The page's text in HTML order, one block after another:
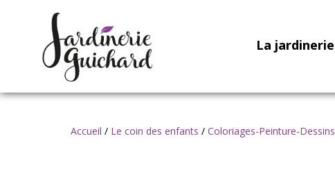
La jardinerie
Accueil / Le coin des enfants / Coloriages-Peinture-Dessins